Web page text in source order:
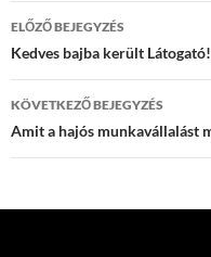
Bejegyzés
navigáció
ELŐZŐ BEJEGYZÉS
Kedves bajba került Látogató!
KÖVETKEZŐ BEJEGYZÉS
Amit a hajós munkavállalást